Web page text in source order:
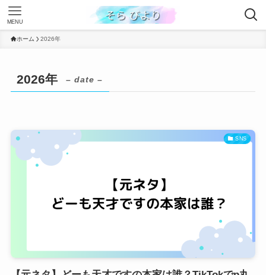
MENU
ホーム 2026年
2026年 – date –
SNS